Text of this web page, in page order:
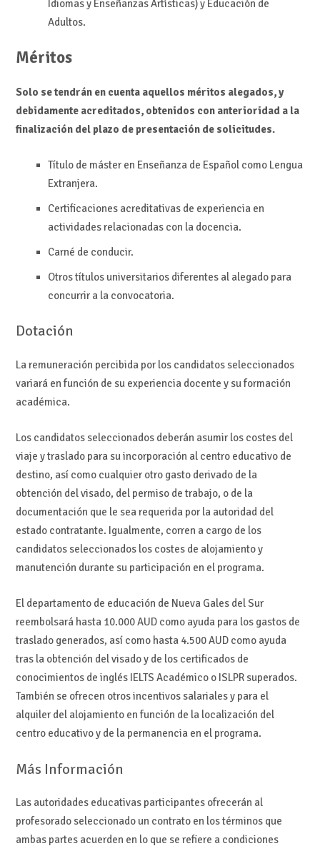
Idiomas y Enseñanzas Artísticas) y Educación de
Adultos.
Méritos
Solo se tendrán en cuenta aquellos méritos alegados, y
debidamente acreditados, obtenidos con anterioridad a la
finalización del plazo de presentación de solicitudes.
Título de máster en Enseñanza de Español como Lengua
Extranjera.
Certificaciones acreditativas de experiencia en
actividades relacionadas con la docencia.
Carné de conducir.
Otros títulos universitarios diferentes al alegado para
concurrir a la convocatoria.
Dotación
La remuneración percibida por los candidatos seleccionados
variará en función de su experiencia docente y su formación
académica.
Los candidatos seleccionados deberán asumir los costes del
viaje y traslado para su incorporación al centro educativo de
destino, así como cualquier otro gasto derivado de la
obtención del visado, del permiso de trabajo, o de la
documentación que le sea requerida por la autoridad del
estado contratante. Igualmente, corren a cargo de los
candidatos seleccionados los costes de alojamiento y
manutención durante su participación en el programa.
El departamento de educación de Nueva Gales del Sur
reembolsará hasta 10.000 AUD como ayuda para los gastos de
traslado generados, así como hasta 4.500 AUD como ayuda
tras la obtención del visado y de los certificados de
conocimientos de inglés IELTS Académico o ISLPR superados.
También se ofrecen otros incentivos salariales y para el
alquiler del alojamiento en función de la localización del
centro educativo y de la permanencia en el programa.
Más Información
Las autoridades educativas participantes ofrecerán al
profesorado seleccionado un contrato en los términos que
ambas partes acuerden en lo que se refiere a condiciones